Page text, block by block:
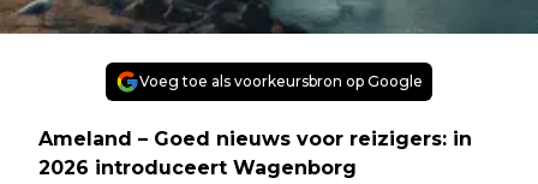
Voeg toe als voorkeursbron op Google
Ameland – Goed nieuws voor reizigers: in
2026 introduceert Wagenborg